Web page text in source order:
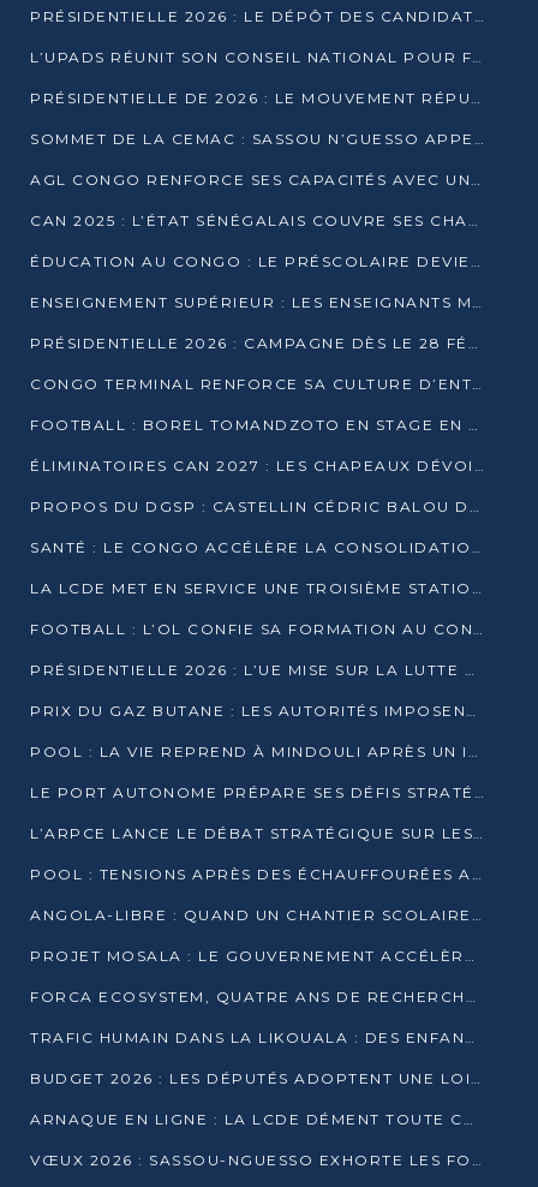
PRÉSIDENTIELLE 2026 : LE DÉPÔT DES CANDIDATURES OUVERT DU 29 JANVIER AU 12 FÉVRIER
L’UPADS RÉUNIT SON CONSEIL NATIONAL POUR FIXER SA LIGNE POLITIQUE À DEUX MOIS DE LA PRÉSIDENTIELLE
PRÉSIDENTIELLE DE 2026 : LE MOUVEMENT RÉPUBLICAIN DÉNONCE UNE CONVOCATION ÉLECTORALE « OPAQUE ET PRÉCIPITÉE »
SOMMET DE LA CEMAC : SASSOU N’GUESSO APPELLE À LA VIGILANCE FACE AUX RISQUES ÉCONOMIQUES
AGL CONGO RENFORCE SES CAPACITÉS AVEC UNE GRUE DE 250 TONNES
CAN 2025 : L’ÉTAT SÉNÉGALAIS COUVRE SES CHAMPIONS D’AFRIQUE DE RÉCOMPENSES EXCEPTIONNELLES
ÉDUCATION AU CONGO : LE PRÉSCOLAIRE DEVIENT OBLIGATOIRE, LE BTS CONSACRÉ DIPLÔME D’ÉTAT
ENSEIGNEMENT SUPÉRIEUR : LES ENSEIGNANTS MAINTIENNENT LA GRÈVE ET EXIGENT UN ACCORD ÉCRIT AVEC L’ÉTAT
PRÉSIDENTIELLE 2026 : CAMPAGNE DÈS LE 28 FÉVRIER, SCRUTIN LES 12 ET 15 MARS
CONGO TERMINAL RENFORCE SA CULTURE D’ENTREPRISE AVEC LE PROGRAMME « WIN TOGETHER »
FOOTBALL : BOREL TOMANDZOTO EN STAGE EN ESPAGNE AVEC POLISSYA FC
ÉLIMINATOIRES CAN 2027 : LES CHAPEAUX DÉVOILÉS, LE CONGO FIXÉ SUR SON SORT
PROPOS DU DGSP : CASTELLIN CÉDRIC BALOU DÉNONCE DES PROPOS INTIMIDANTS
SANTÉ : LE CONGO ACCÉLÈRE LA CONSOLIDATION DE L’OFFRE DE SOINS
LA LCDE MET EN SERVICE UNE TROISIÈME STATION D’EAU POTABLE À MFILOU
FOOTBALL : L’OL CONFIE SA FORMATION AU CONGOLAIS CHRISTIAN BASSILA
PRÉSIDENTIELLE 2026 : L’UE MISE SUR LA LUTTE CONTRE LA DÉSINFORMATION
PRIX DU GAZ BUTANE : LES AUTORITÉS IMPOSENT LE RESPECT DES PRIX RÉGLEMENTÉS
POOL : LA VIE REPREND À MINDOULI APRÈS UN INCIDENT ARMÉ SUR LA RN1
LE PORT AUTONOME PRÉPARE SES DÉFIS STRATÉGIQUES DE 2026
L’ARPCE LANCE LE DÉBAT STRATÉGIQUE SUR LES DONNÉES, L’IA ET LA FINANCE NUMÉRIQUE AU CONGO
POOL : TENSIONS APRÈS DES ÉCHAUFFOURÉES ARMÉES ENTRE DGSP ET EX-MILICIENS NINJA
ANGOLA-LIBRE : QUAND UN CHANTIER SCOLAIRE DEVIENT LE MIROIR D’UN CONGO EN MOUVEMENT
PROJET MOSALA : LE GOUVERNEMENT ACCÉLÈRE L’INSERTION DES JEUNES EN 2026
FORCA ECOSYSTEM, QUATRE ANS DE RECHERCHE DE TERRAIN AVANT UN LANCEMENT OFFICIEL EN 2026
TRAFIC HUMAIN DANS LA LIKOUALA : DES ENFANTS AUTOCHTONES RÉDUITS AU TRAVAIL FORCÉ
BUDGET 2026 : LES DÉPUTÉS ADOPTENT UNE LOI DES FINANCES DE PLUS DE 2500 MILLIARDS FCFA
ARNAQUE EN LIGNE : LA LCDE DÉMENT TOUTE CAMPAGNE DE RECRUTEMENT
VŒUX 2026 : SASSOU-NGUESSO EXHORTE LES FORCES VIVES À RENFORCER L’UNITÉ